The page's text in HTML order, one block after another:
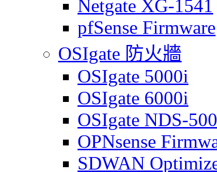
Netgate XG-1541
pfSense Firmware
OSIgate 防火牆
OSIgate 5000i
OSIgate 6000i
OSIgate NDS-
OPNsense
SDWAN